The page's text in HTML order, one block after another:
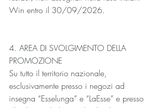
Win entro il 30/09/2026.
4. AREA DI SVOLGIMENTO DELLA
PROMOZIONE
Su tutto il territorio nazionale,
esclusivamente presso i negozi ad
insegna “Esselunga” e “LaEsse” e presso